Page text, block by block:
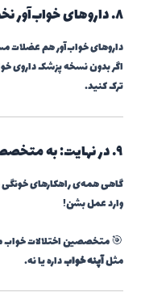
۸. داروهای خواب‌آور نخورید 💊🚫
داروهای خواب‌آور هم عضلات
اگر بدون نسخه پزشک داروی
ترک کنید.
۹. در نهایت: به متخصص اختلالات خواب مراجعه کنید 🧑‍⚕️💬
گاهی همه‌ی راهکارهای
وارد عمل بشن!
🎯 متخصصین اختلالات خواب
مثلآپنه خوابداره یا نه.